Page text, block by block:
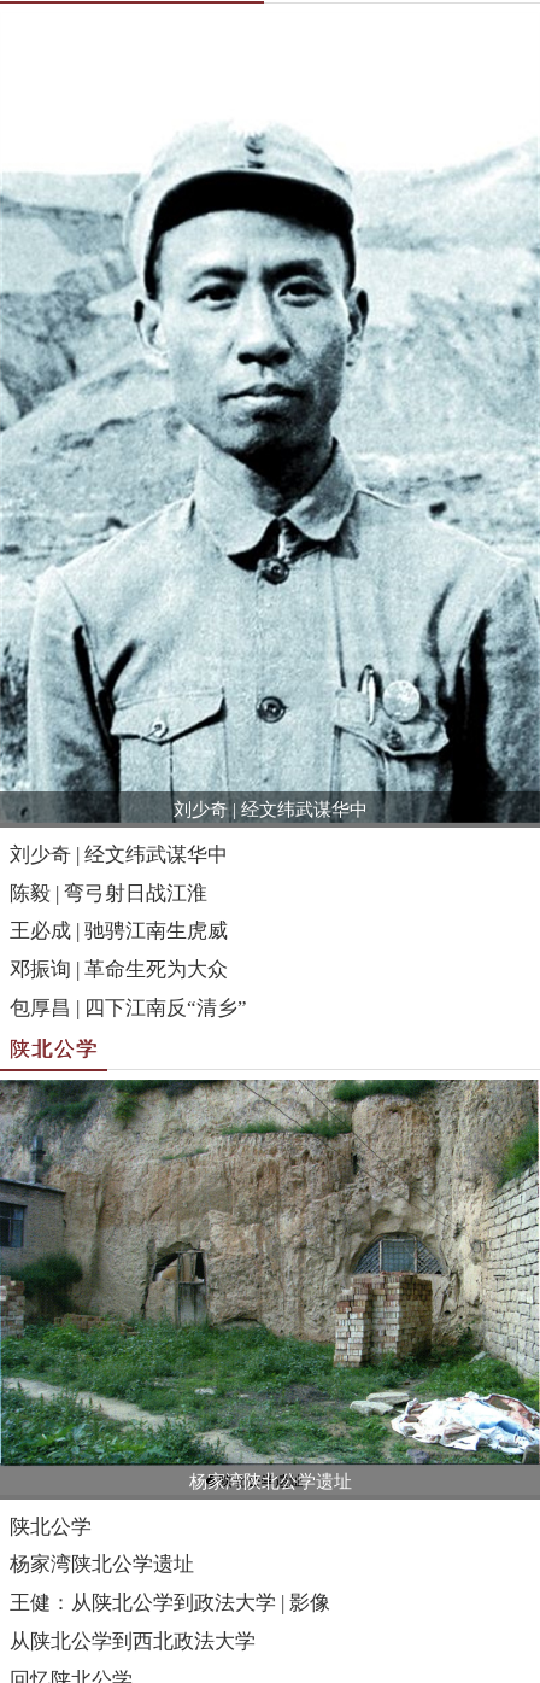
刘少奇 | 经文纬武谋华中
刘少奇 | 经文纬武谋华中
陈毅 | 弯弓射日战江淮
王必成 | 驰骋江南生虎威
邓振询 | 革命生死为大众
包厚昌 | 四下江南反“清乡”
陕北公学
杨家湾陕北公学遗址
陕北公学
杨家湾陕北公学遗址
王健：从陕北公学到政法大学 | 影像
从陕北公学到西北政法大学